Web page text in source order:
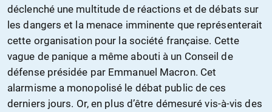
déclenché une multitude de réactions et de débats sur
les dangers et la menace imminente que représenterait
cette organisation pour la société française. Cette
vague de panique a même abouti à un Conseil de
défense présidée par Emmanuel Macron. Cet
alarmisme a monopolisé le débat public de ces
derniers jours. Or, en plus d’être démesuré vis-à-vis des